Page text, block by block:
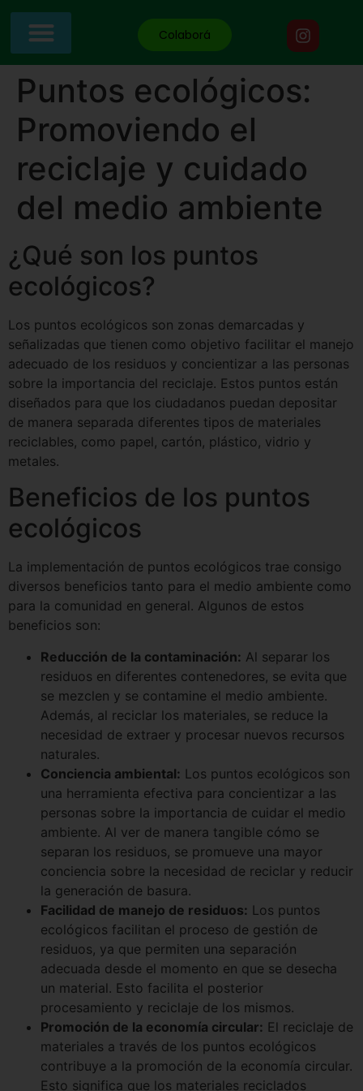
Colaborá
Puntos ecológicos:
Promoviendo el
reciclaje y cuidado
del medio ambiente
¿Qué son los puntos
ecológicos?
Los puntos ecológicos son zonas demarcadas y
señalizadas que tienen como objetivo facilitar el manejo
adecuado de los residuos y concientizar a las personas
sobre la importancia del reciclaje. Estos puntos están
diseñados para que los ciudadanos puedan depositar
de manera separada diferentes tipos de materiales
reciclables, como papel, cartón, plástico, vidrio y
metales.
Beneficios de los puntos
ecológicos
La implementación de puntos ecológicos trae consigo
diversos beneficios tanto para el medio ambiente como
para la comunidad en general. Algunos de estos
beneficios son:
Reducción de la contaminación: Al separar los
residuos en diferentes contenedores, se evita que
se mezclen y se contamine el medio ambiente.
Además, al reciclar los materiales, se reduce la
necesidad de extraer y procesar nuevos recursos
naturales.
Conciencia ambiental: Los puntos ecológicos son
una herramienta efectiva para concientizar a las
personas sobre la importancia de cuidar el medio
ambiente. Al ver de manera tangible cómo se
separan los residuos, se promueve una mayor
conciencia sobre la necesidad de reciclar y reducir
la generación de basura.
Facilidad de manejo de residuos: Los puntos
ecológicos facilitan el proceso de gestión de
residuos, ya que permiten una separación
adecuada desde el momento en que se desecha
un material. Esto facilita el posterior
procesamiento y reciclaje de los mismos.
Promoción de la economía circular: El reciclaje de
materiales a través de los puntos ecológicos
contribuye a la promoción de la economía circular.
Esto significa que los materiales reciclados